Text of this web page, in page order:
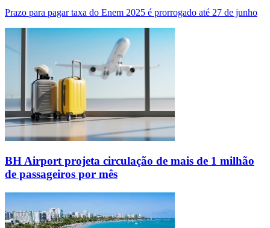
Prazo para pagar taxa do Enem 2025 é prorrogado até 27 de junho
BH Airport projeta circulação de mais de 1 milhão
de passageiros por mês